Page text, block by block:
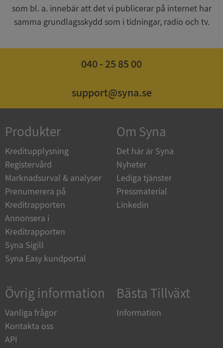
som bl. a. innebär att det vi publicerar på internet har
samma grundlagsskydd som i tidningar, radio och tv.
040 - 25 85 00
support@syna.se
Produkter
Kreditupplysning
Registervård
Marknadsurval & analyser
Prenumerera på
Kreditrapporten
Annonsera i
Kreditrapporten
Syna Sigill
Syna Easy kundportal
Om Syna
Det här är Syna
Nyheter
Lediga tjänster
Pressmaterial
Linkedin
Övrig information
Vanliga frågor
Kontakta oss
API
Bästa Tillväxt
Information
ASP.NET_SessionId
Microsoft
Corporation
de.syna.se
Session
Corporation
.syna.se
__RequestVerificationToken
Microsoft
Corporation
upplysningar.syna.se
.syna.se